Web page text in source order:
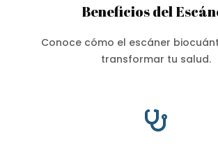
Beneficios del
Conoce cómo el escáner
transformar tu salud.
